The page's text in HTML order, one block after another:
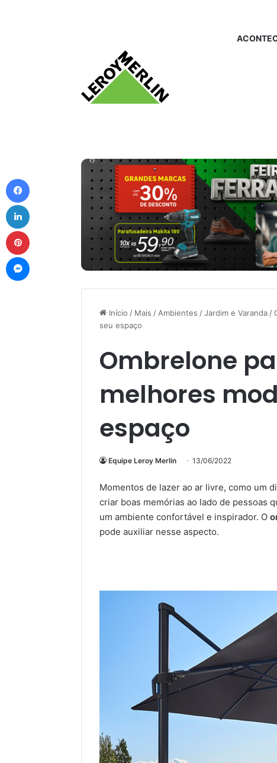
Início / Mais / Ambientes /Jardim e Varanda /
seu espaço
Ombrelone
melhores
espaço
Equipe Leroy Merlin 13/06/2022
Momentos de lazer ao ar livre, como um
criar boas memórias ao lado de pessoas
um ambiente confortável e inspirador. O
pode auxiliar nesse aspecto.